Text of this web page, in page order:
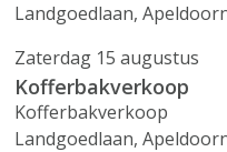
Landgoedlaan,
Zaterdag 15 augustus
Kofferbakverkoop
Kofferbakverkoop
Landgoedlaan,